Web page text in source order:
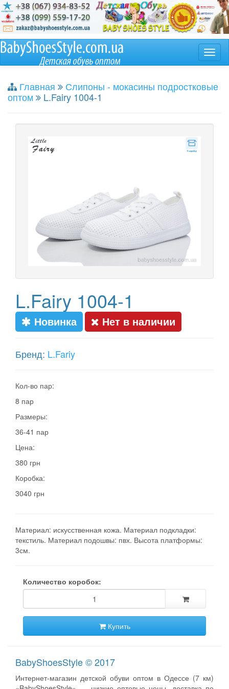
Главная
Слипоны - мокасины подростковые
оптом
L.Fairy 1004-1
L.Fairy 1004-1
Новинка Нет в наличии
Бренд: L.Fariy
Кол-во пар:
8 пар
Размеры:
36-41 пар
Цена:
380 грн
Коробка:
3040 грн
Материал: искусственная кожа. Материал подкладки:
текстиль. Материал подошвы: пвх. Высота платформы:
3см.
Количество коробок:
Купить
BabyShoesStyle © 2017
Интернет-магазин детской обуви оптом в Одессе (7 км)